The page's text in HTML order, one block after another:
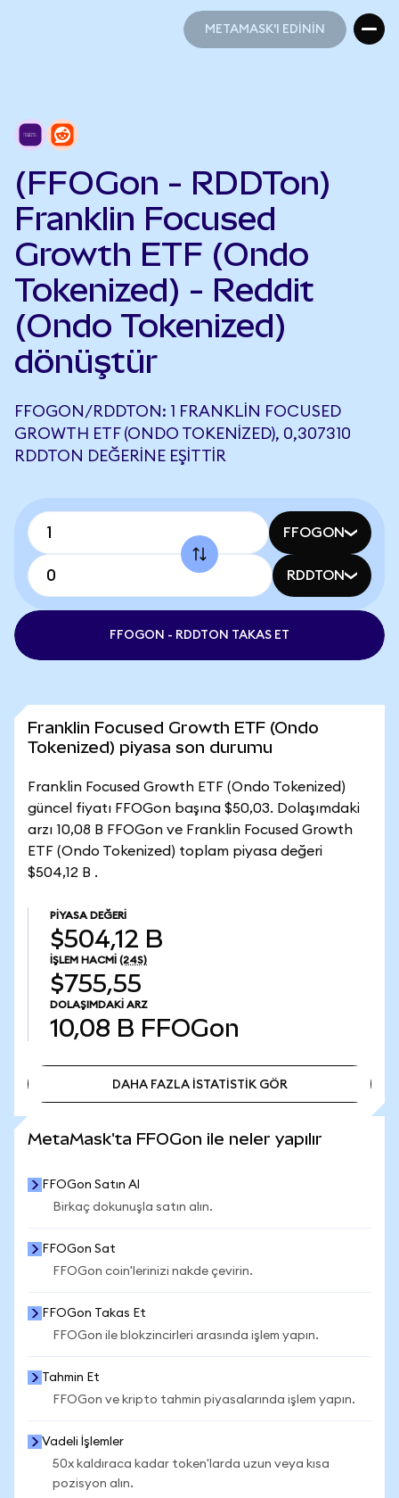
METAMASK'I EDİNİN
(FFOGon - RDDTon)
Franklin Focused
Growth ETF (Ondo
Tokenized) - Reddit
(Ondo Tokenized)
dönüştür
FFOGON/RDDTON: 1 FRANKLIN FOCUSED
GROWTH ETF (ONDO TOKENIZED), 0,307310
RDDTON DEĞERINE EŞITTIR
FFOGON
RDDTON
FFOGON - RDDTON TAKAS ET
Franklin Focused Growth ETF (Ondo
Tokenized) piyasa son durumu
Franklin Focused Growth ETF (Ondo Tokenized)
güncel fiyatı FFOGon başına $50,03. Dolaşımdaki
arzı 10,08 B FFOGon ve Franklin Focused Growth
ETF (Ondo Tokenized) toplam piyasa değeri
$504,12 B .
PIYASA DEĞERI
$504,12 B
İŞLEM HACMI (24S)
$755,55
DOLAŞIMDAKI ARZ
10,08 B FFOGon
DAHA FAZLA İSTATİSTİK GÖR
MetaMask'ta FFOGon ile neler yapılır
FFOGon Satın Al
Birkaç dokunuşla satın alın.
FFOGon Sat
FFOGon coin'lerinizi nakde çevirin.
FFOGon Takas Et
FFOGon ile blokzincirleri arasında işlem yapın.
Tahmin Et
FFOGon ve kripto tahmin piyasalarında işlem yapın.
Vadeli İşlemler
50x kaldıraca kadar token'larda uzun veya kısa
pozisyon alın.